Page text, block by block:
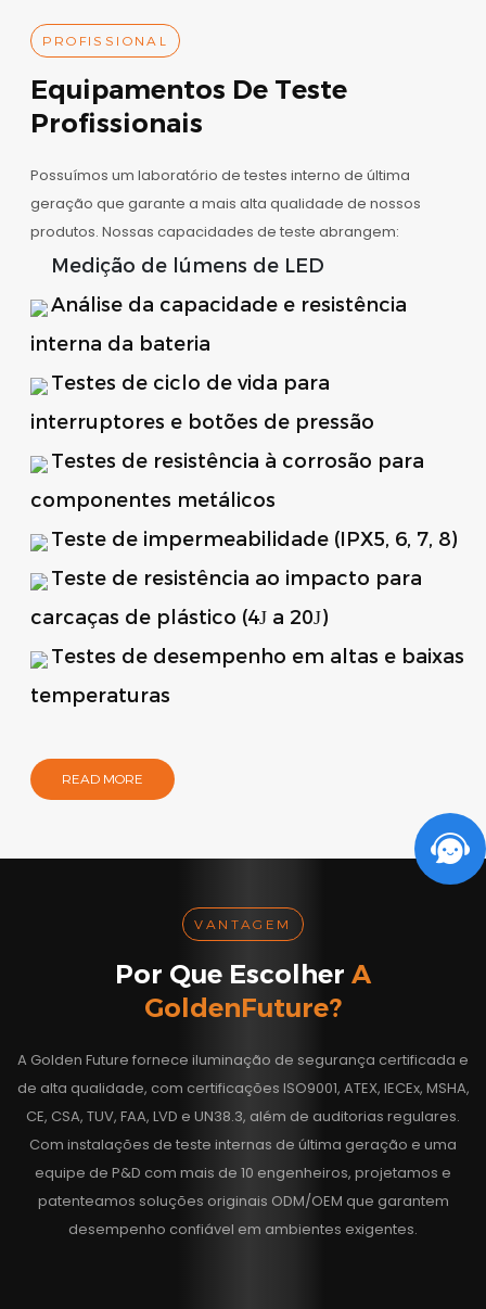
PROFISSIONAL
Equipamentos De Teste
Profissionais
Possuímos um laboratório de testes interno de última
geração que garante a mais alta qualidade de nossos
produtos. Nossas capacidades de teste abrangem:
Medição de lúmens de LED
Análise da capacidade e resistência
interna da bateria
Testes de ciclo de vida para
interruptores e botões de pressão
Testes de resistência à corrosão para
componentes metálicos
Teste de impermeabilidade (IPX5, 6, 7, 8)
Teste de resistência ao impacto para
carcaças de plástico (4J a 20J)
Testes de desempenho em altas e baixas
temperaturas
READ MORE
VANTAGEM
Por Que Escolher A
GoldenFuture?
A Golden Future fornece iluminação de segurança certificada e
de alta qualidade, com certificações ISO9001, ATEX, IECEx, MSHA,
CE, CSA, TUV, FAA, LVD e UN38.3, além de auditorias regulares.
Com instalações de teste internas de última geração e uma
equipe de P&D com mais de 10 engenheiros, projetamos e
patenteamos soluções originais ODM/OEM que garantem
desempenho confiável em ambientes exigentes.